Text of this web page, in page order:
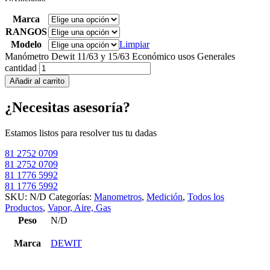
Marca
RANGOS
Modelo
Limpiar
Manómetro Dewit 11/63 y 15/63 Económico usos Generales
cantidad
Añadir al carrito
¿Necesitas asesoría?
Estamos listos para resolver tus tu dadas
81 2752 0709
81 2752 0709
81 1776 5992
81 1776 5992
SKU: N/D Categorías: Manometros, Medición, Todos los
Productos, Vapor, Aire, Gas
Peso
N/D
Marca DEWIT